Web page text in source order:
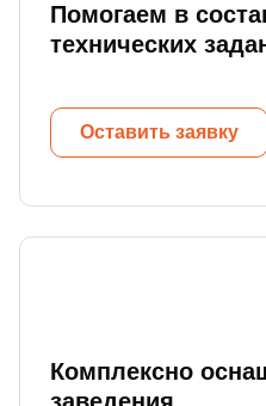
Помогаем в
технических
Оставить заявку
Комплексно